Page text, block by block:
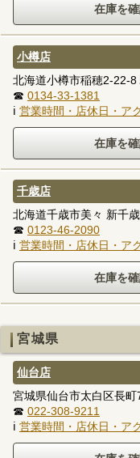
小樽店
北海道小樽市稲穂2-22-
☎ 0134-33-1381
ℹ 営業時間・店休日・ア
千歳店
北海道千歳市美々 新千
☎ 0123-46-2090
ℹ 営業時間・店休日・ア
宮城県
仙台店
宮城県仙台市太白区長
☎ 022-308-9211
ℹ 営業時間・店休日・ア